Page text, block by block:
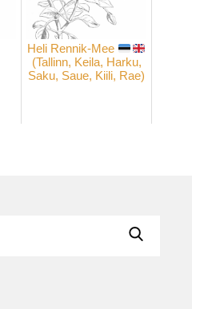
Heli Rennik-Mee
(Tallinn, Keila, Harku,
Saku, Saue, Kiili, Rae)